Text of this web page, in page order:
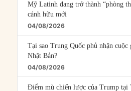
Mỹ Latinh đang trở thành “phòng
cánh hữu mới
04/08/2026
Tại sao Trung Quốc phủ nhận
Nhật Bản?
04/08/2026
Điểm mù chiến lược của Trump tại